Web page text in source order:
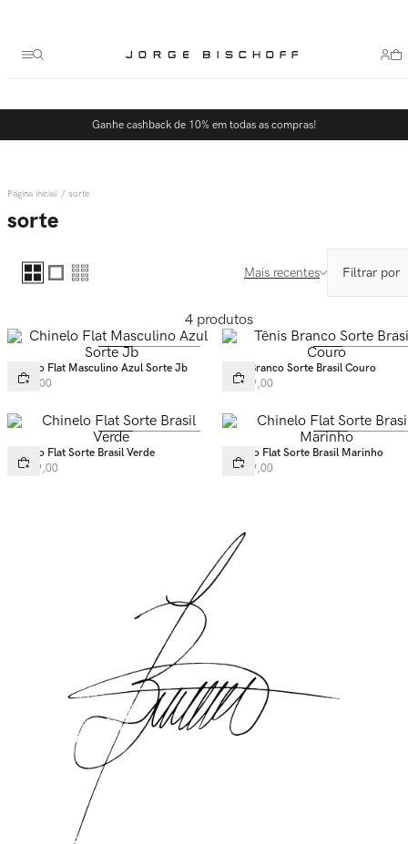
Ganhe cashback de 10% em todas as compras!
sorte
sorte
Mais recentes
4 produtos
Chinelo Flat Masculino Azul Sorte Jb
R$ 99 00
Tênis Branco Sorte Brasil Couro
R$ 699,00
Chinelo Flat Sorte Brasil Verde
R$ 149,00
Chinelo Flat Sorte Brasil Marinho
R$ 149,00